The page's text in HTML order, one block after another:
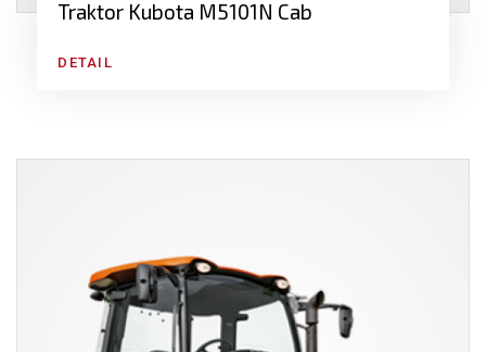
Traktor Kubota M5101N Cab
DETAIL